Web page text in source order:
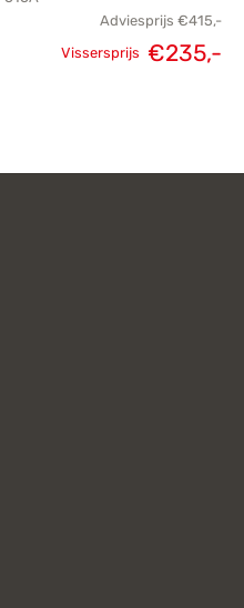
Adviesprijs €415,-
Vissersprijs €235,-